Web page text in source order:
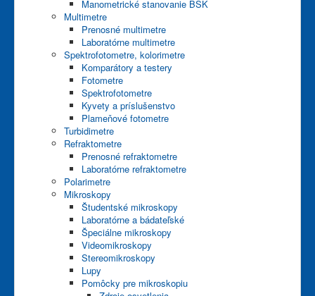
Manometrické stanovanie BSK
Multimetre
Prenosné multimetre
Laboratórne multimetre
Spektrofotometre, kolorimetre
Komparátory a testery
Fotometre
Spektrofotometre
Kyvety a príslušenstvo
Plameňové fotometre
Turbidimetre
Refraktometre
Prenosné refraktometre
Laboratórne refraktometre
Polarimetre
Mikroskopy
Študentské mikroskopy
Laboratórne a bádateľské
Špeciálne mikroskopy
Videomikroskopy
Stereomikroskopy
Lupy
Pomôcky pre mikroskopiu